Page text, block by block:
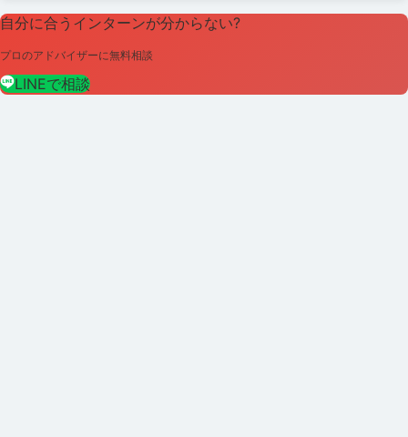
自分に合うインターンが分からない?
プロのアドバイザーに無料相談
LINEで相談